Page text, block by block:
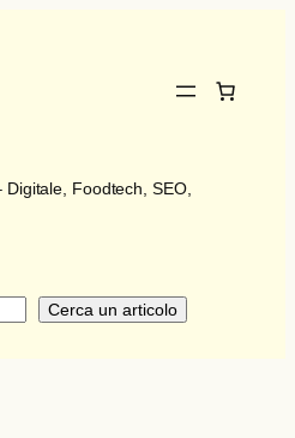
Foodtech, SEO,
Cerca un articolo